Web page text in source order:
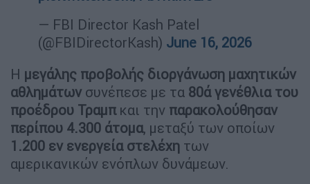
— FBI Director Kash Patel
(@FBIDirectorKash) June 16, 2026
Η μεγάλης προβολής διοργάνωση μαχητικών
αθλημάτων συνέπεσε με τα 80ά γενέθλια του
προέδρου Τραμπκαι την παρακολούθησαν
περίπου 4.300 άτομα, μεταξύ των οποίων
1.200 εν ενεργεία στελέχη των
αμερικανικών ενόπλων δυνάμεων.